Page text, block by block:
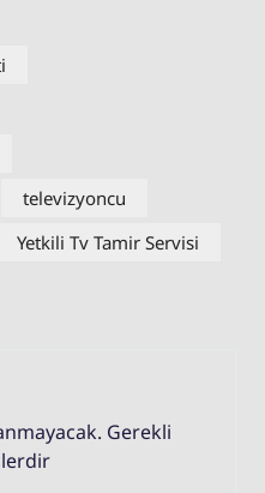
televizyoncu
Yetkili Tv Tamir Servisi
Gerekli